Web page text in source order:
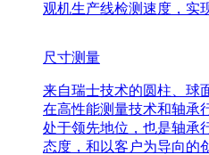
观机生产线检测速度，实
尺寸测量
来自瑞士技术的圆柱、球
在高性能测量技术和轴承
处于领先地位，也是轴承
态度，和以客户为导向的